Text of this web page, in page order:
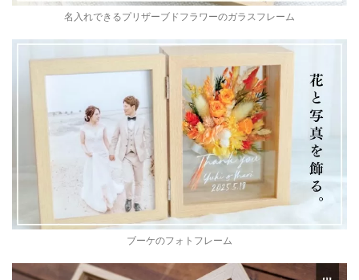
名入れできるプリザーブドフラワーのガラスフレーム
ブーケのフォトフレーム